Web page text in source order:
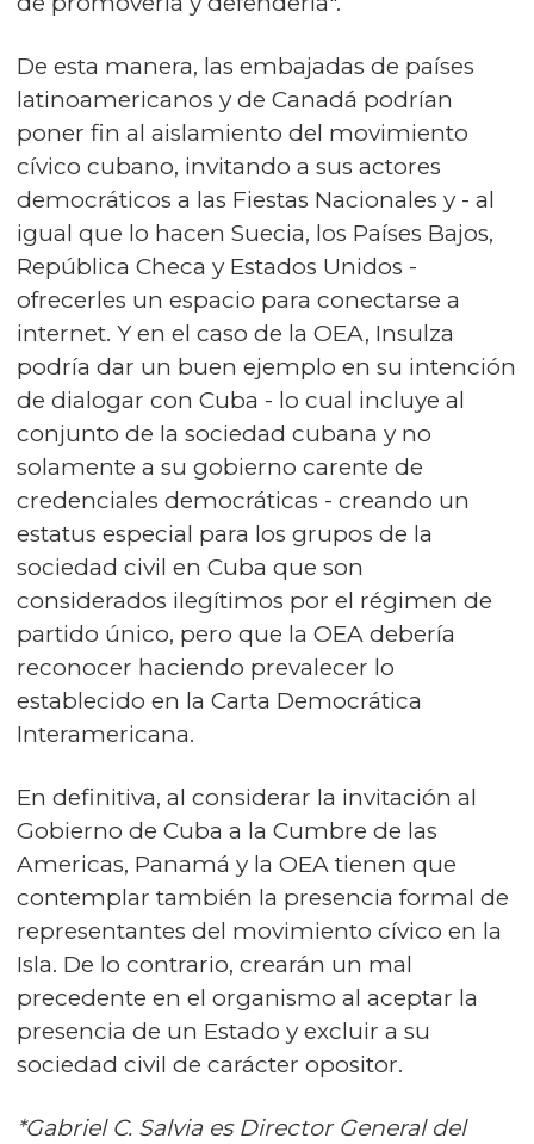
De esta manera, las embajadas de países
latinoamericanos y de Canadá podrían
poner fin al aislamiento del movimiento
cívico cubano, invitando a sus actores
democráticos a las Fiestas Nacionales y - al
igual que lo hacen Suecia, los Países Bajos,
República Checa y Estados Unidos -
ofrecerles un espacio para conectarse a
internet. Y en el caso de la OEA, Insulza
podría dar un buen ejemplo en su intención
de dialogar con Cuba - lo cual incluye al
conjunto de la sociedad cubana y no
solamente a su gobierno carente de
credenciales democráticas - creando un
estatus especial para los grupos de la
sociedad civil en Cuba que son
considerados ilegítimos por el régimen de
partido único, pero que la OEA debería
reconocer haciendo prevalecer lo
establecido en la Carta Democrática
Interamericana.
En definitiva, al considerar la invitación al
Gobierno de Cuba a la Cumbre de las
Americas, Panamá y la OEA tienen que
contemplar también la presencia formal de
representantes del movimiento cívico en la
Isla. De lo contrario, crearán un mal
precedente en el organismo al aceptar la
presencia de un Estado y excluir a su
sociedad civil de carácter opositor.
*Gabriel C. Salvia es Director General del